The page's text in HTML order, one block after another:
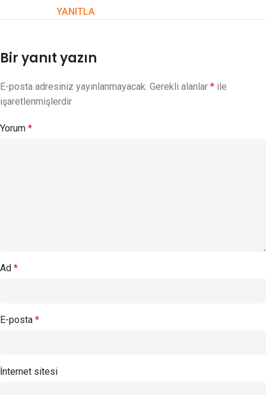
YANITLA
Bir yanıt yazın
E-posta adresiniz yayınlanmayacak. Gerekli alanlar * ile
işaretlenmişlerdir
Yorum *
Ad *
E-posta *
İnternet sitesi